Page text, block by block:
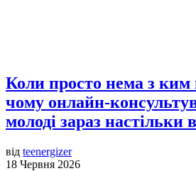
Коли просто нема з ким
чому онлайн-
молоді зараз настільки
від teenergizer
18 Червня 2026